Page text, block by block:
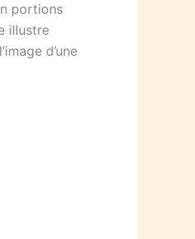
portions
illustre
d’une